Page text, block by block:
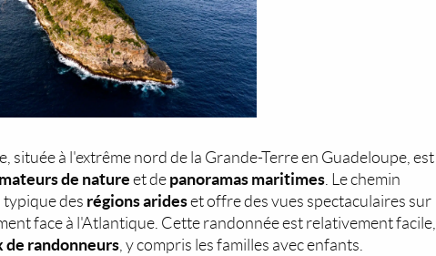
située à l'extrême nord de la Grande-Terre en Guadeloupe, est
de natureet de panoramas maritimes. Le chemin
typique des régions arideset offre des vues spectaculaires sur
face à l'Atlantique. Cette randonnée est relativement facile,
de randonneurs, y compris les familles avec enfants.